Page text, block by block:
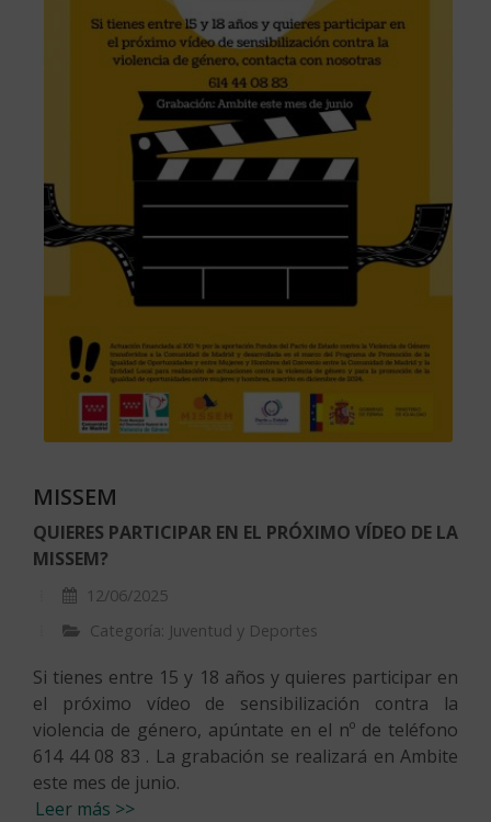
MISSEM
QUIERES PARTICIPAR EN EL PRÓXIMO VÍDEO DE LA
MISSEM?
12/06/2025
Categoría: Juventud y Deportes
Si tienes entre 15 y 18 años y quieres participar en
el próximo vídeo de sensibilización contra la
violencia de género, apúntate en el nº de teléfono
614 44 08 83 . La grabación se realizará en Ambite
este mes de junio.
Leer más >>